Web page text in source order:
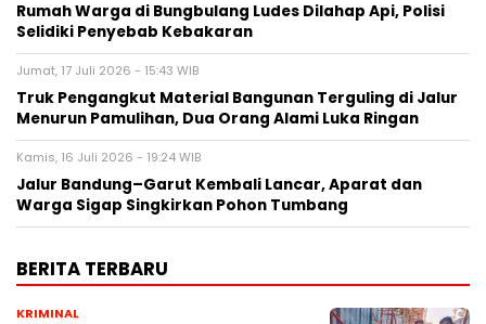
Rumah Warga di Bungbulang Ludes Dilahap Api, Polisi
Selidiki Penyebab Kebakaran
Jumat, 17 Juli 2026 - 15:43 WIB
Truk Pengangkut Material Bangunan Terguling di Jalur
Menurun Pamulihan, Dua Orang Alami Luka Ringan
Kamis, 16 Juli 2026 - 19:24 WIB
Jalur Bandung–Garut Kembali Lancar, Aparat dan
Warga Sigap Singkirkan Pohon Tumbang
BERITA TERBARU
KRIMINAL